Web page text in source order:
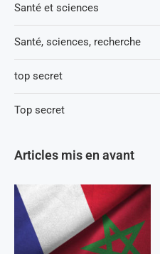
Santé et sciences
Santé, sciences, recherche
top secret
Top secret
Articles mis en avant